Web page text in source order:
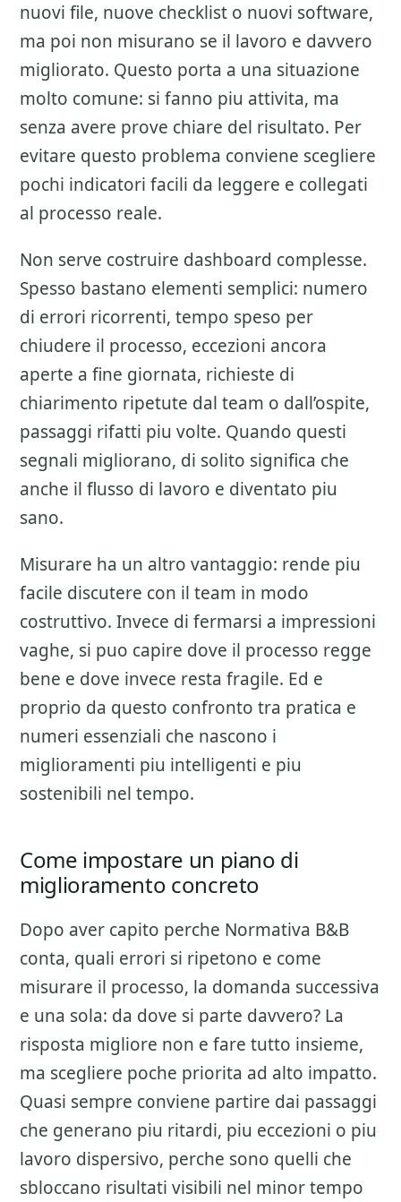
nuovi file, nuove checklist o nuovi software,
ma poi non misurano se il lavoro e davvero
migliorato. Questo porta a una situazione
molto comune: si fanno piu attivita, ma
senza avere prove chiare del risultato. Per
evitare questo problema conviene scegliere
pochi indicatori facili da leggere e collegati
al processo reale.
Non serve costruire dashboard complesse.
Spesso bastano elementi semplici: numero
di errori ricorrenti, tempo speso per
chiudere il processo, eccezioni ancora
aperte a fine giornata, richieste di
chiarimento ripetute dal team o dall’ospite,
passaggi rifatti piu volte. Quando questi
segnali migliorano, di solito significa che
anche il flusso di lavoro e diventato piu
sano.
Misurare ha un altro vantaggio: rende piu
facile discutere con il team in modo
costruttivo. Invece di fermarsi a impressioni
vaghe, si puo capire dove il processo regge
bene e dove invece resta fragile. Ed e
proprio da questo confronto tra pratica e
numeri essenziali che nascono i
miglioramenti piu intelligenti e piu
sostenibili nel tempo.
Come impostare un piano di
miglioramento concreto
Dopo aver capito perche Normativa B&B
conta, quali errori si ripetono e come
misurare il processo, la domanda successiva
e una sola: da dove si parte davvero? La
risposta migliore non e fare tutto insieme,
ma scegliere poche priorita ad alto impatto.
Quasi sempre conviene partire dai passaggi
che generano piu ritardi, piu eccezioni o piu
lavoro dispersivo, perche sono quelli che
sbloccano risultati visibili nel minor tempo